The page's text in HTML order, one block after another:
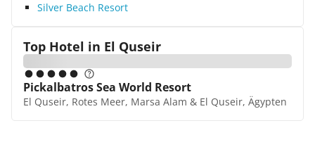
Silver Beach Resort
Top Hotel in El Quseir
Pickalbatros Sea World Resort
El Quseir, Rotes Meer, Marsa Alam & El Quseir, Ägypten